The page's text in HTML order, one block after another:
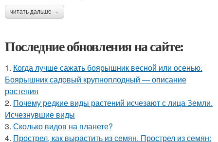
читать дальше →
Последние обновления на сайте:
1. Когда лучше сажать боярышник весной или осенью.
Боярышник садовый крупноплодный — описание
растения
2. Почему редкие виды растений исчезают с лица Земли.
Исчезнувшие виды
3. Сколько видов на планете?
4. Прострел, как вырастить из семян. Прострел из семян: